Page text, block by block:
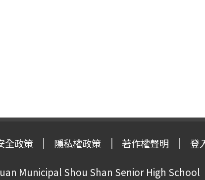
全政策 隱私權政策 著作權聲明 登
Municipal Shou Shan Senior High School